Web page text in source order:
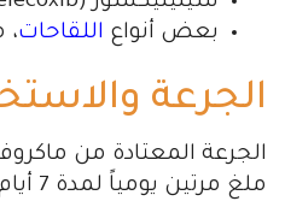
بعض أنواع اللقاحات،
الجرعة
ملغ مرتين يومياً لمدة 7 أيام.